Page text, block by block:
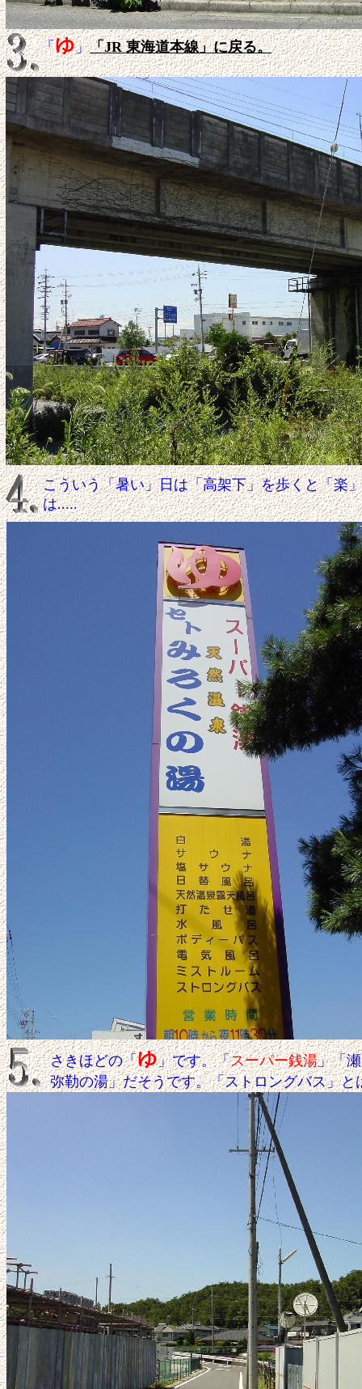
「ゆ」「JR 東海道本線」に戻る。
こういう「暑い」日は「高架下」を歩くと「楽
は.....
さきほどの「ゆ」です。「スーパー銭湯」「
弥勒の湯」だそうです。「ストロングバス」と